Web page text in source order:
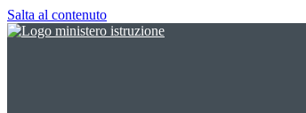
Salta al contenuto